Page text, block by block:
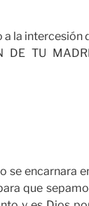
la intercesión
TU
se encarnara
que